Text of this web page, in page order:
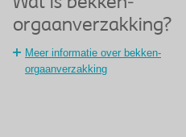
orgaanverzakking?
Meer informatie over bekken-
orgaanverzakking